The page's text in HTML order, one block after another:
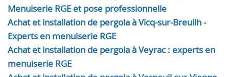
Menuiserie RGE et pose professionnelle
Achat et installation de pergola à Vicq-sur-Breuilh -
Experts en menuiserie RGE
Achat et installation de pergola à Veyrac : experts en
menuiserie RGE